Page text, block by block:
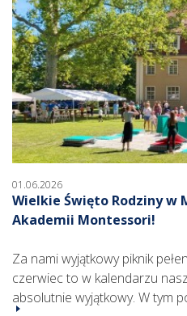
01.06.2026
Wielkie Święto Rodziny w
Akademii Montessori!
Za nami wyjątkowy piknik
czerwiec to w kalendarzu
absolutnie wyjątkowy. W tym